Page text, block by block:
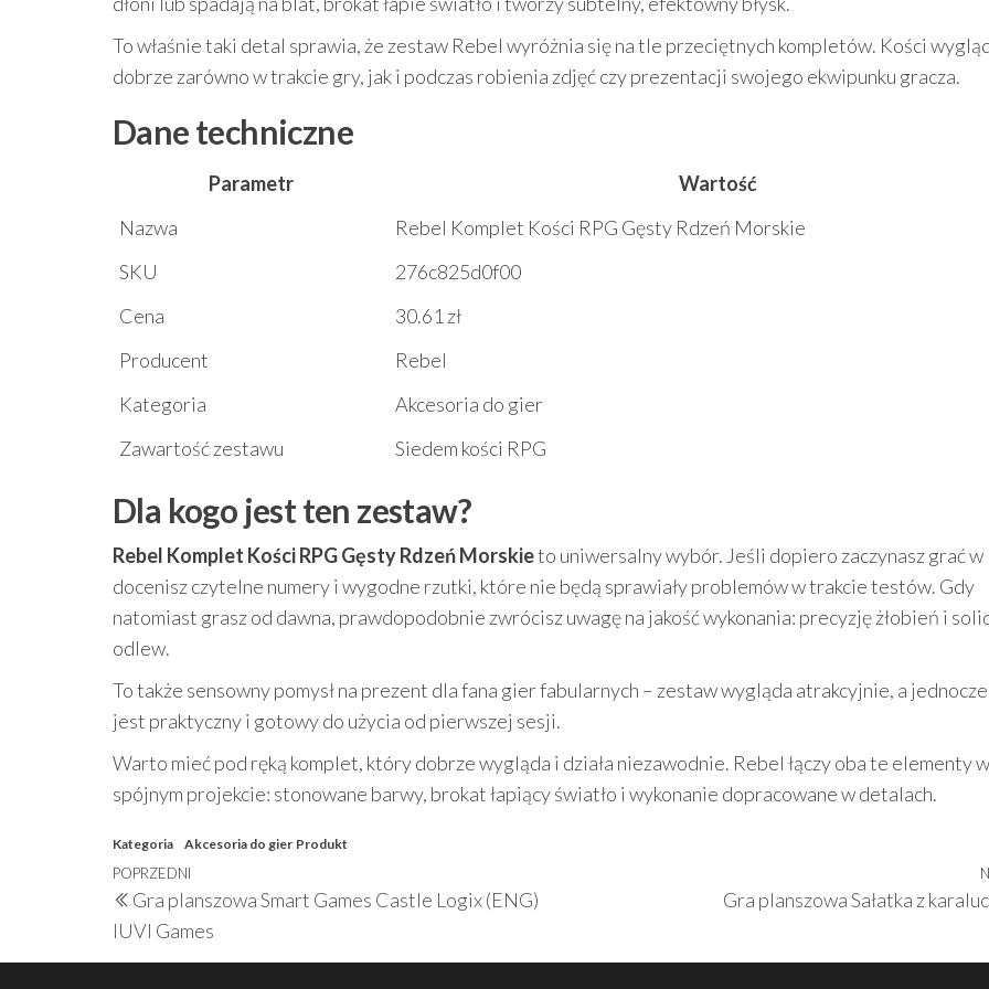
To właśnie taki detal sprawia, że zestaw Rebel wyróżnia się na tle przeciętnych kompletów. Kości
dobrze zarówno w trakcie gry, jak i podczas robienia zdjęć czy prezentacji swojego ekwipunku gracza.
Dane techniczne
Parametr
Wartość
Nazwa
Rebel Komplet Kości RPG Gęsty Rdzeń Morskie
SKU
276c825d0f00
Cena
30.61 zł
Producent
Rebel
Kategoria
Akcesoria do gier
Zawartość zestawu
Siedem kości RPG
Dla kogo jest ten zestaw?
Rebel Komplet Kości RPG Gęsty Rdzeń Morskieto uniwersalny wybór. Jeśli dopiero zaczynasz grać w
docenisz czytelne numery i wygodne rzutki, które nie będą sprawiały problemów w trakcie testów. Gdy
natomiast grasz od dawna, prawdopodobnie zwrócisz uwagę na jakość wykonania: precyzję żłobień i
odlew.
To także sensowny pomysł na prezent dla fana gier fabularnych – zestaw wygląda atrakcyjnie, a
jest praktyczny i gotowy do użycia od pierwszej sesji.
Warto mieć pod ręką komplet, który dobrze wygląda i działa niezawodnie. Rebel łączy oba te elementy w
spójnym projekcie: stonowane barwy, brokat łapiący światło i wykonanie dopracowane w detalach.
Kategoria Akcesoria do gier Produkt
Nawigacja
wpisu
Poprzedni
wpis
POPRZEDNI
Gra planszowa Smart Games Castle Logix (ENG)
IUVI Games
Gra planszowa Sałatka z